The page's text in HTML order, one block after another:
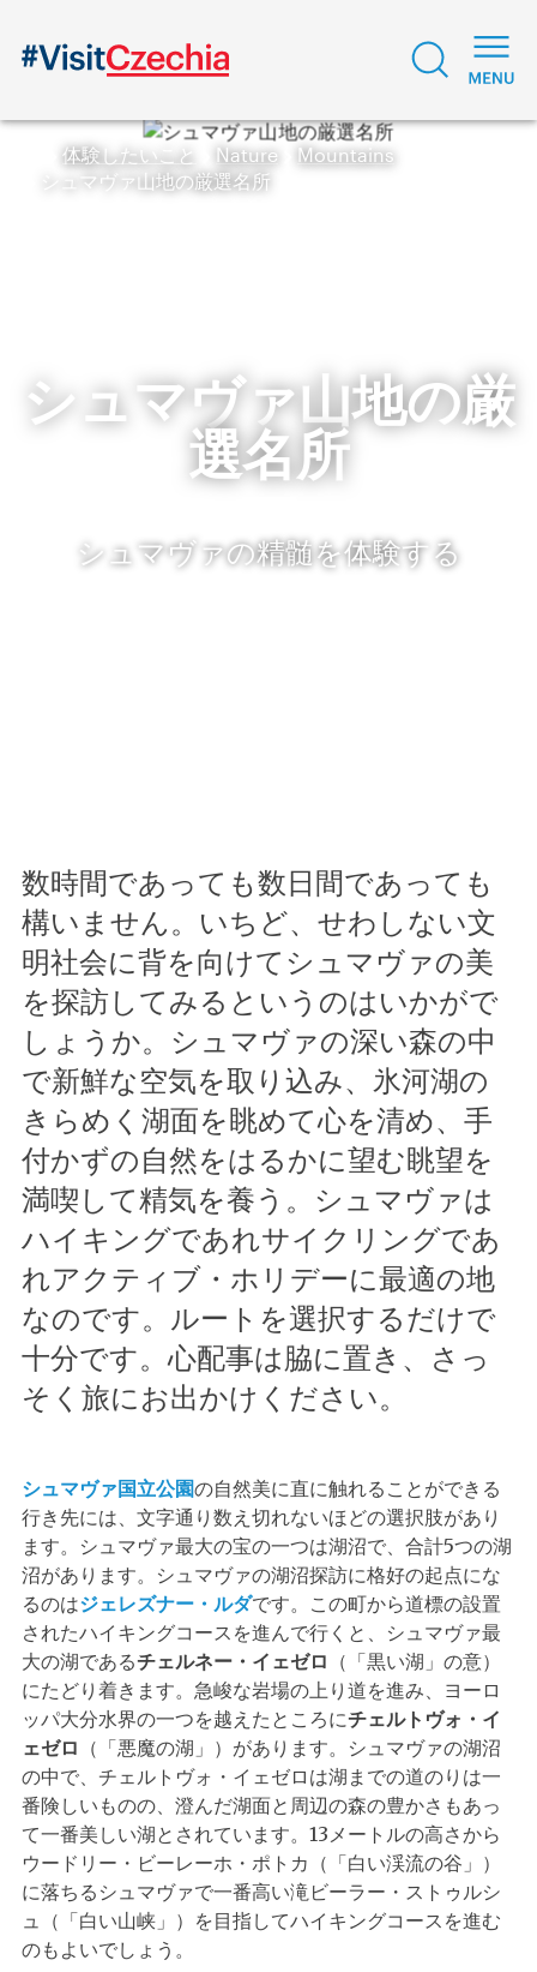
体験したいこと Nature
Mountains
シュマヴァ山地の厳選名所
シュマヴァ山地の厳
選名所
シュマヴァの精髄を体験する
数時間であっても数日間であっても
構いません。いちど、せわしない文
明社会に背を向けてシュマヴァの美
を探訪してみるというのはいかがで
しょうか。シュマヴァの深い森の中
で新鮮な空気を取り込み、氷河湖の
きらめく湖面を眺めて心を清め、手
付かずの自然をはるかに望む眺望を
満喫して精気を養う。シュマヴァは
ハイキングであれサイクリングであ
れアクティブ・ホリデーに最適の地
なのです。ルートを選択するだけで
十分です。心配事は脇に置き、さっ
そく旅にお出かけください。
シュマヴァ国立公園の自然美に直に触れることができる
行き先には、文字通り数え切れないほどの選択肢があり
ます。シュマヴァ最大の宝の一つは湖沼で、合計5つの湖
沼があります。シュマヴァの湖沼探訪に格好の起点にな
るのはジェレズナー・ルダです。この町から道標の設置
されたハイキングコースを進んで行くと、シュマヴァ最
大の湖であるチェルネー・イェゼロ （「黒い湖」の意）
にたどり着きます。急峻な岩場の上り道を進み、ヨーロ
ッパ大分水界の一つを越えたところにチェルトヴォ・イ
ェゼロ （「悪魔の湖」）があります。シュマヴァの湖沼
の中で、チェルトヴォ・イェゼロは湖までの道のりは一
番険しいものの、澄んだ湖面と周辺の森の豊かさもあっ
て一番美しい湖とされています。13メートルの高さから
ウードリー・ビーレーホ・ポトカ（「白い渓流の谷」）
に落ちるシュマヴァで一番高い滝ビーラー・ストゥルシ
ュ（「白い山峡」）を目指してハイキングコースを進む
のもよいでしょう。